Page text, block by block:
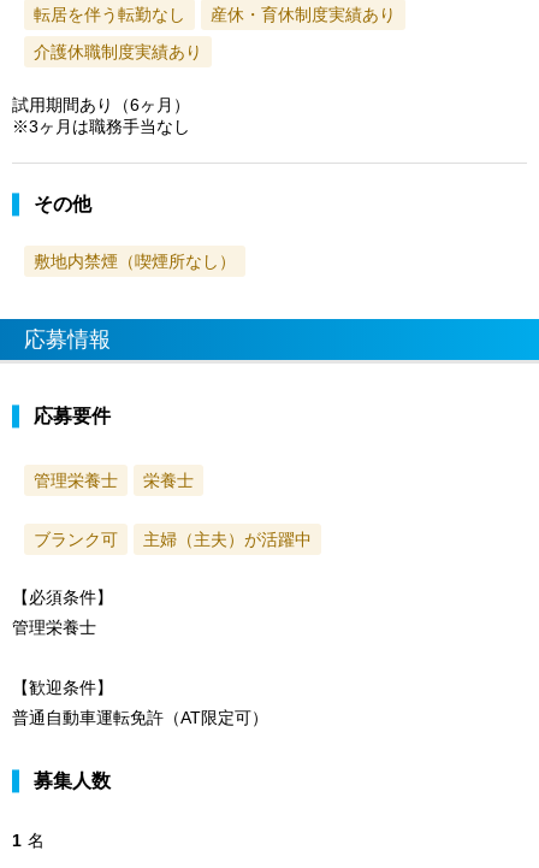
転居を伴う転勤なし
産休・育休制度実績あり
介護休職制度実績あり
試用期間あり（6ヶ月）
※3ヶ月は職務手当なし
その他
敷地内禁煙（喫煙所なし）
応募情報
応募要件
管理栄養士 栄養士
ブランク可 主婦（主夫）が活躍中
【必須条件】
管理栄養士
【歓迎条件】
普通自動車運転免許（AT限定可）
募集人数
1 名